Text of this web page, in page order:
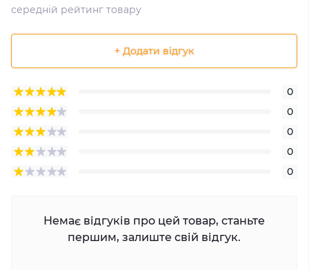
середній рейтинг товару
+ Додати відгук
0
0
0
0
0
Немає відгуків про цей товар, станьте
першим, залиште свій відгук.